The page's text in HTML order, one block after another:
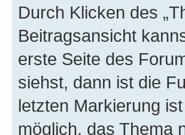
Durch Klicken des
Beitragsansicht
erste Seite des
siehst, dann ist die
letzten Markierung
möglich, das Thema